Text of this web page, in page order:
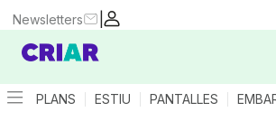
|
Newsletters
PLANS ESTIU PANTALLES